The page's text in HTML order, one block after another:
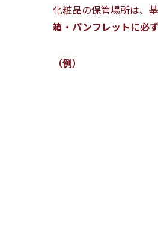
化粧品の保管場所は、
箱・パンフレットに必
（例）